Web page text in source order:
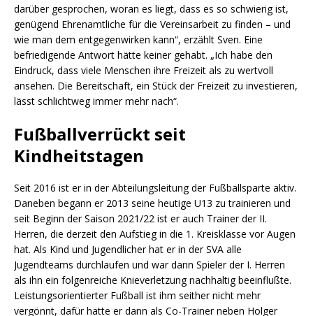
darüber gesprochen, woran es liegt, dass es so schwierig ist,
genügend Ehrenamtliche für die Vereinsarbeit zu finden – und
wie man dem entgegenwirken kann“, erzählt Sven. Eine
befriedigende Antwort hätte keiner gehabt. „Ich habe den
Eindruck, dass viele Menschen ihre Freizeit als zu wertvoll
ansehen. Die Bereitschaft, ein Stück der Freizeit zu investieren,
lässt schlichtweg immer mehr nach“.
Fußballverrückt seit
Kindheitstagen
Seit 2016 ist er in der Abteilungsleitung der Fußballsparte aktiv.
Daneben begann er 2013 seine heutige U13 zu trainieren und
seit Beginn der Saison 2021/22 ist er auch Trainer der II.
Herren, die derzeit den Aufstieg in die 1. Kreisklasse vor Augen
hat. Als Kind und Jugendlicher hat er in der SVA alle
Jugendteams durchlaufen und war dann Spieler der I. Herren
als ihn ein folgenreiche Knieverletzung nachhaltig beeinflußte.
Leistungsorientierter Fußball ist ihm seither nicht mehr
vergönnt, dafür hatte er dann als Co-Trainer neben Holger